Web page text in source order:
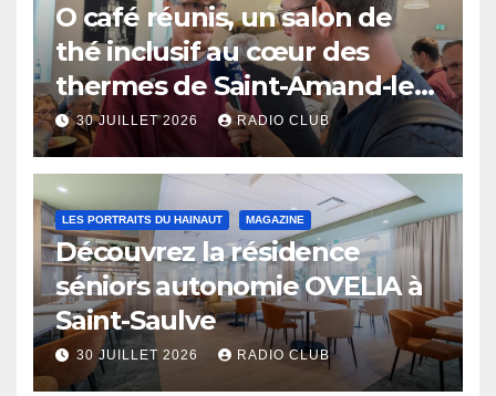
O café réunis, un salon de
thé inclusif au cœur des
thermes de Saint-Amand-les-
Eaux
30 JUILLET 2026 RADIO CLUB
LES PORTRAITS DU HAINAUT MAGAZINE
Découvrez la résidence
séniors autonomie OVELIA à
Saint-Saulve
30 JUILLET 2026 RADIO CLUB